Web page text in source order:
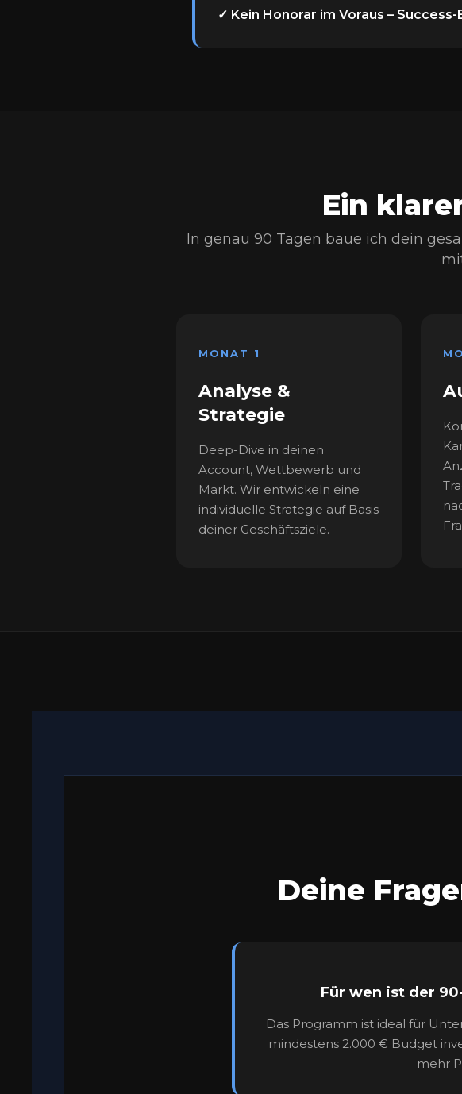
✓ Kein Honorar im Voraus – Success-
Ein
In genau 90 Tagen baue ich dein
MONAT 1
Analyse &
Strategie
Deep-Dive in deinen
Account, Wettbewerb und
Markt. Wir entwickeln eine
individuelle Strategie auf Basis
deiner Geschäftsziele.
Deine
Für wen ist der
Das Programm ist ideal für
mindestens 2.000 € Budget
mehr